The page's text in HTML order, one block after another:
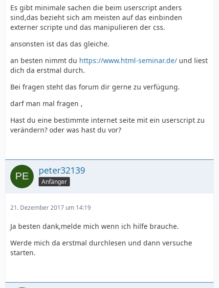
Es gibt minimale sachen die beim userscript anders
sind,das bezieht sich am meisten auf das einbinden
externer scripte und das manipulieren der css.
ansonsten ist das das gleiche.
an besten nimmt du https://www.html-seminar.de/ und liest
dich da erstmal durch.
Bei fragen steht das forum dir gerne zu verfügung.
darf man mal fragen ,
Hast du eine bestimmte internet seite mit ein userscript zu
verändern? oder was hast du vor?
peter32139
Anfänger
21. Dezember 2017 um 14:19
Ja besten dank,melde mich wenn ich hilfe brauche.
Werde mich da erstmal durchlesen und dann versuche
starten.